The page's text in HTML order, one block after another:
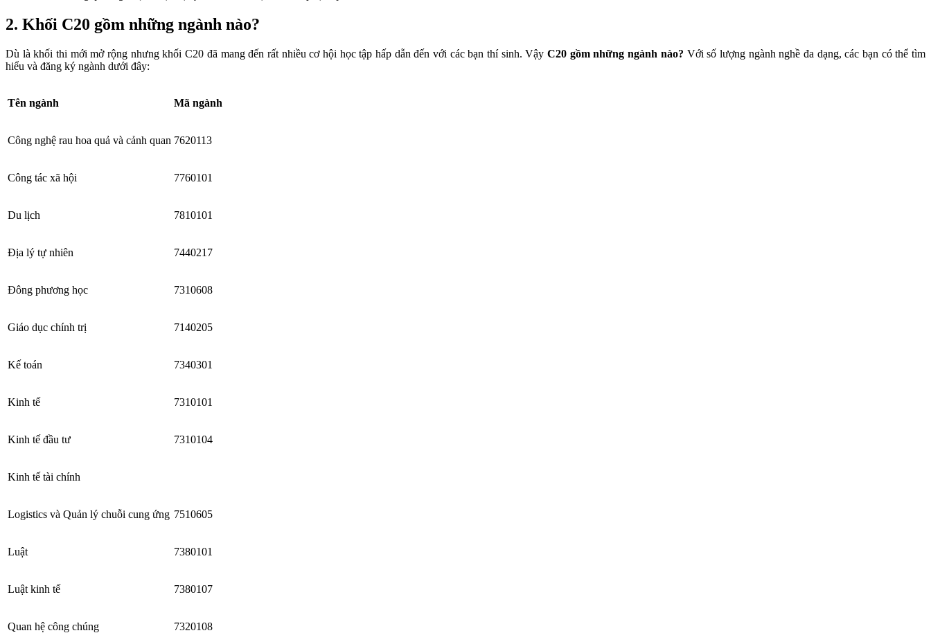
2. Khối C20 gồm những ngành nào?
Dù là khối thi mới mở rộng nhưng khối C20 đã mang đến rất nhiều cơ hội học tập hấp dẫn đến với các bạn thí sinh. VậyC20 gồm những ngành nào? Với số lượng ngành nghề đa dạng, các bạn có thể tìm
hiểu và đăng ký ngành dưới đây:
Tên ngành Mã ngành
Công nghệ rau hoa quả và cảnh quan 7620113
Công tác xã hội 7760101
Du lịch 7810101
Địa lý tự nhiên 7440217
Đông phương học 7310608
Giáo dục chính trị 7140205
Kế toán 7340301
Kinh tế 7310101
Kinh tế đầu tư 7310104
Kinh tế tài chính
Logistics và Quản lý chuỗi cung ứng 7510605
Luật 7380101
Luật kinh tế 7380107
Quan hệ công chúng 7320108